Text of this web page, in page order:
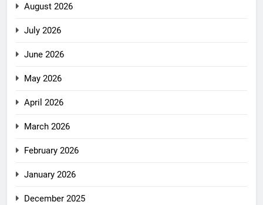
August 2026
July 2026
June 2026
May 2026
April 2026
March 2026
February 2026
January 2026
December 2025